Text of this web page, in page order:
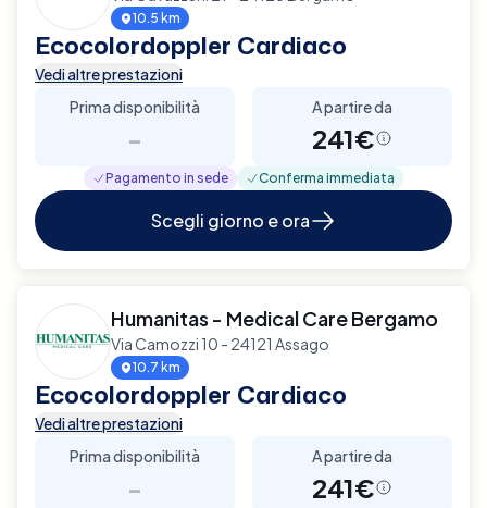
10.5 km
Ecocolordoppler Cardiaco
Vedi altre prestazioni
Prima disponibilità
-
A partire da
241€
Pagamento in sede Conferma immediata
Scegli giorno e ora
Humanitas - Medical Care Bergamo
Via Camozzi 10 - 24121 Assago
10.7 km
Ecocolordoppler Cardiaco
Vedi altre prestazioni
Prima disponibilità
-
A partire da
241€